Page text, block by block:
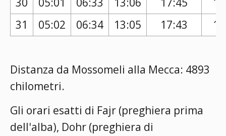
31
05:02 06:34 13:05 17:43
Distanza da Mossomeli alla Mecca: 4893
chilometri.
Gli orari esatti di Fajr (preghiera prima
dell'alba), Dohr (preghiera di